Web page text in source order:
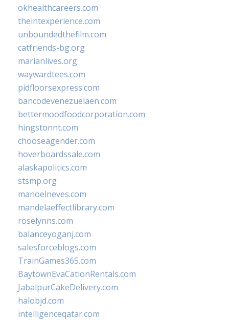
okhealthcareers.com
theintexperience.com
unboundedthefilm.com
catfriends-bg.org
marianlives.org
waywardtees.com
pidfloorsexpress.com
bancodevenezuelaen.com
bettermoodfoodcorporation.com
hingstonnt.com
chooseagender.com
hoverboardssale.com
alaskapolitics.com
stsmp.org
manoelneves.com
mandelaeffectlibrary.com
roselynns.com
balanceyoganj.com
salesforceblogs.com
TrainGames365.com
BaytownEvaCationRentals.com
JabalpurCakeDelivery.com
halobjd.com
intelligenceqatar.com